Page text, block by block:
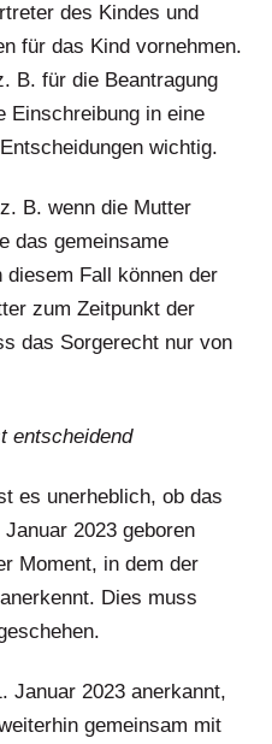
des Kindes und
für das Kind vornehmen.
B. für die Beantragung
Einschreibung in eine
wichtig.
B. wenn die Mutter
das gemeinsame
Fall können der
zum Zeitpunkt der
das Sorgerecht nur von
entscheidend
es unerheblich, ob das
2023 geboren
Moment, in dem der
Dies muss
Januar 2023 anerkannt,
gemeinsam mit